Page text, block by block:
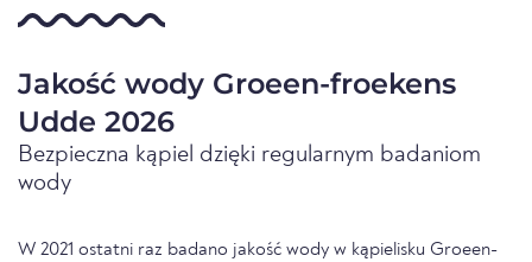
Jakość wody Groeen-froekens
Udde 2026
Bezpieczna kąpiel dzięki regularnym badaniom
wody
W 2021 ostatni raz badano jakość wody w kąpielisku Groeen-